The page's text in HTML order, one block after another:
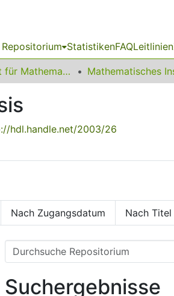
StatistikenFAQLeitlinien
01 Fakultät für Mathematik Mathematisches
hdl.handle.net/2003/26
Nach Zugangsdatum Nach Titel
Suchergebnisse